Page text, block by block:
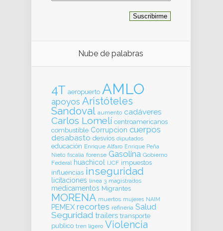
Nube de palabras
4T aeropuerto AMLO
apoyos Aristóteles
Sandoval aumento cadáveres
Carlos Lomelí centroamericanos
combustible Corrupcion cuerpos
desabasto desvíos diputados
educación Enrique Alfaro Enrique Peña
Nieto fiscalia forense Gasolina Gobierno
Federal huachicol IJCF impuestos
influencias inseguridad
licitaciones línea 3 magistrados
medicamentos Migrantes
MORENA muertos mujeres NAIM
PEMEX recortes refinería Salud
Seguridad trailers transporte
publico tren ligero Violencia